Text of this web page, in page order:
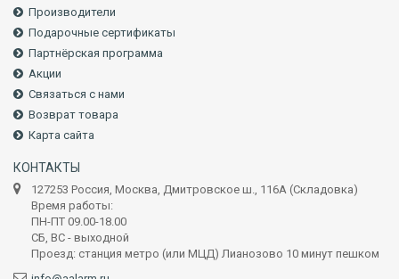
Производители
Подарочные сертификаты
Партнёрская программа
Акции
Связаться с нами
Возврат товара
Карта сайта
КОНТАКТЫ
127253 Россия, Москва, Дмитровское ш., 116А (Складовка)
Время работы:
ПН-ПТ 09.00-18.00
СБ, ВС - выходной
Проезд: станция метро (или МЦД) Лианозово 10 минут пешком